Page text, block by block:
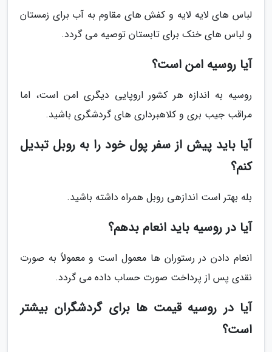
لباس های لایه لایه و کفش های مقاوم به آب برای زمستان
و لباس های خنک برای تابستان توصیه می گردد.
آیا روسیه امن است؟
روسیه به اندازه هر کشور اروپایی دیگری امن است، اما
مراقب جیب بری و کلاهبرداری های گردشگری باشید.
آیا باید پیش از سفر پول خود را به روبل تبدیل
کنم؟
بله بهتر است اندازهی روبل همراه داشته باشید.
آیا در روسیه باید انعام بدهم؟
انعام دادن در رستوران ها معمول است و معمولاً به صورت
نقدی پس از پرداخت صورت حساب داده می گردد.
آیا در روسیه قیمت ها برای گردشگران بیشتر
است؟